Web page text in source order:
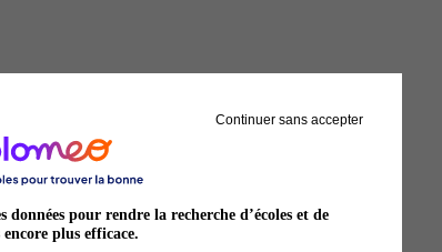
Continuer sans accepter
pour rendre la recherche d’écoles et de
plus efficace.